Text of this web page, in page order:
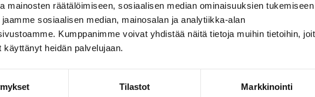
mainosten räätälöimiseen, sosiaalisen median ominaisuuksien tukemiseen
sosiaalisen median, mainosalan ja analytiikka-alan
Kumppanimme voivat yhdistää näitä tietoja muihin tietoihin,
heidän palvelujaan.
Tilastot Markkinointi
ja tilannearvion perusteella järjestäjä on päättänyt siirtää nuorten
pystytty järjestämään helmikuun lopussa niin, että yleisö olisi